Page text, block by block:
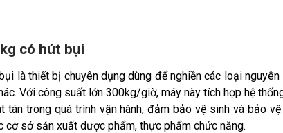
có hút bụi
là thiết bị chuyên dụng dùng để nghiền các loại
Với công suất lớn 300kg/giờ, máy này tích hợp hệ
tán trong quá trình vận hành, đảm bảo vệ sinh và bảo
sở sản xuất dược phẩm, thực phẩm chức năng.